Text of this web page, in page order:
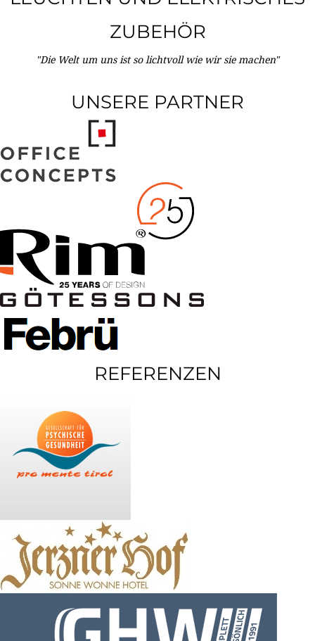
ZUBEHÖR
"Die Welt um uns ist so lichtvoll wie wir sie machen"
UNSERE PARTNER
REFERENZEN